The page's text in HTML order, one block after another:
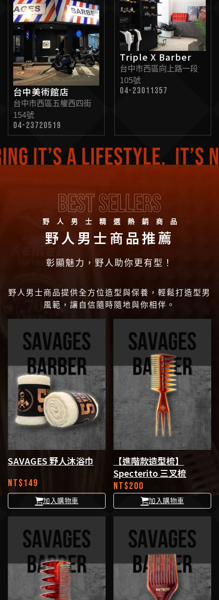
台中美術館店
台中市西區五權西四街
154號
04-23720519
Triple X Barber
台中市西區向上路一段
105號
04-23011357
Best Sellers
野人男士精選熱銷商品
野人男士商品推薦
彰顯魅力，野人助你更有型！
野人男士商品提供全方位造型與保養，輕鬆打造型男
風範，讓自信隨時隨地與你相伴。
SAVAGES 野人沐浴巾
NT$149
加入購物車
【進階款造型梳】
Specterito 三叉梳
NT$200
加入購物車